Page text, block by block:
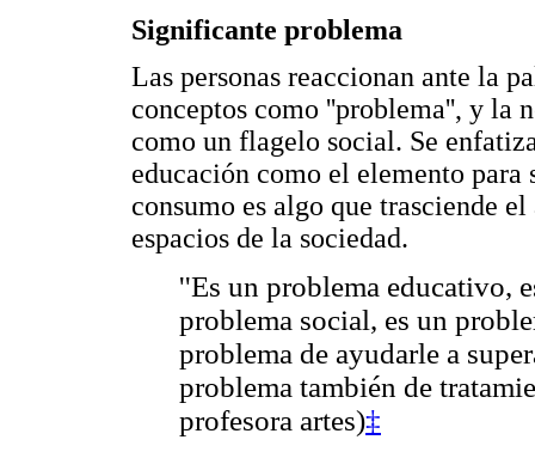
Significante problema
Las personas reaccionan ante la
conceptos como ''problema'', y la
como un flagelo social. Se
educación como el elemento
consumo es algo que trasciende
espacios de la sociedad.
''Es un problema educativo,
problema social, es un
problema de ayudarle a
problema también de
profesora artes)‡